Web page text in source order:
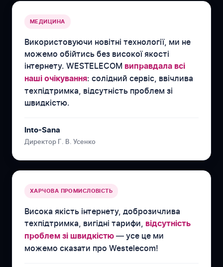
МЕДИЦИНА
Використовуючи новітні технології, ми не
можемо обійтись без високої якості
інтернету. WESTELECOM виправдала всі
наші очікування: солідний сервіс, ввічлива
техпідтримка, відсутність проблем зі
швидкістю.
Into-Sana
Директор Г. В. Усенко
ХАРЧОВА ПРОМИСЛОВІСТЬ
Висока якість інтернету, доброзичлива
техпідтримка, вигідні тарифи, відсутність
проблем зі швидкістю — усе це ми
можемо сказати про Westelecom!